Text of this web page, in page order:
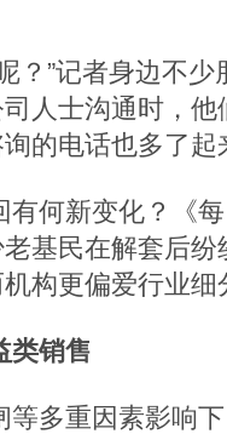
”记者身边不少
人士沟通时，他
的电话也多了起
何新变化？《每
基民在解套后
构更偏爱行业细
类销售
多重因素影响下